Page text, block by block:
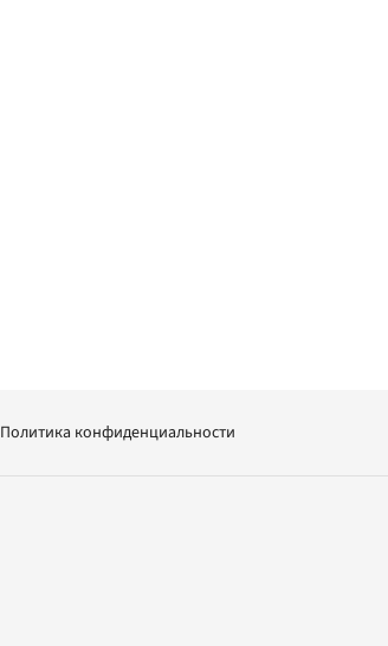
Политика конфиденциальности